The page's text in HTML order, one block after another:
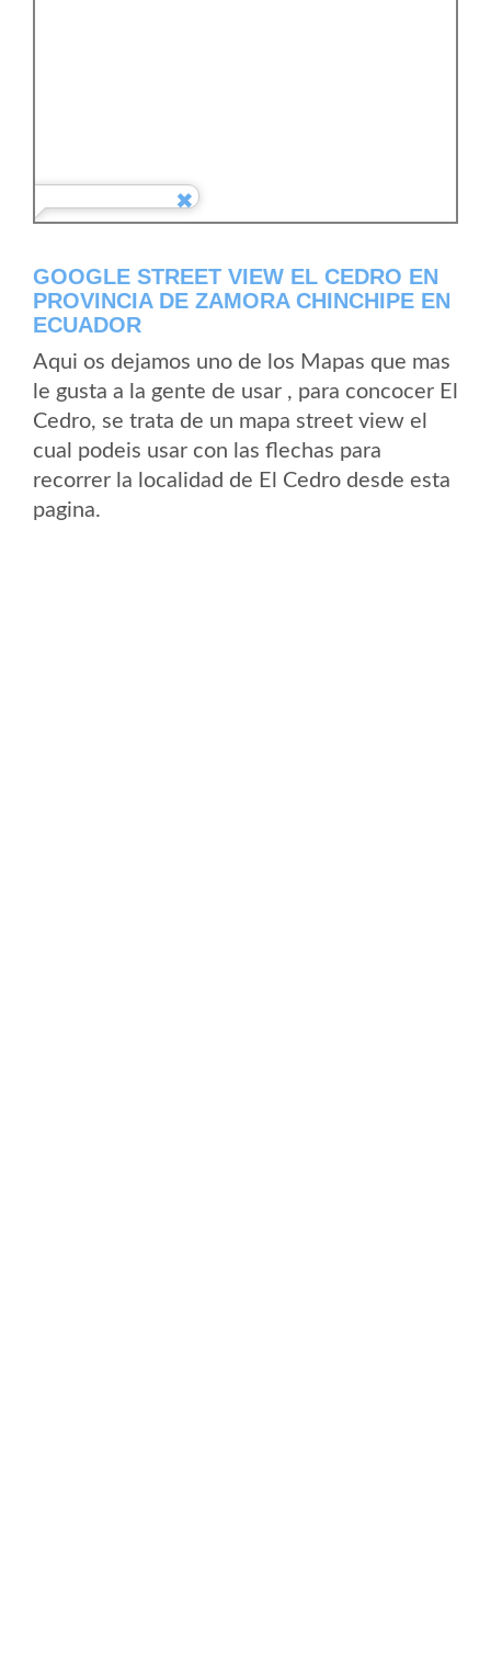
GOOGLE STREET VIEW EL CEDRO EN
PROVINCIA DE ZAMORA CHINCHIPE EN
ECUADOR
Aqui os dejamos uno de los Mapas que mas
le gusta a la gente de usar , para concocer El
Cedro, se trata de un mapa street view el
cual podeis usar con las flechas para
recorrer la localidad de El Cedro desde esta
pagina.